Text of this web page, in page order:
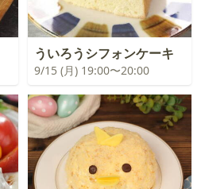
ういろうシフォンケーキ
9/15 (月) 19:00〜20:00